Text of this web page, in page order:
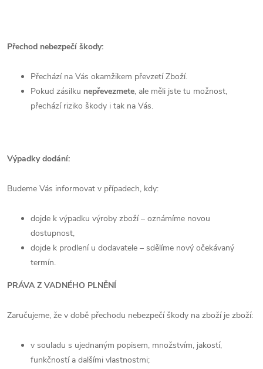
Přechod nebezpečí škody:
Přechází na Vás okamžikem převzetí Zboží.
Pokud zásilku nepřevezmete, ale měli jste tu možnost,
přechází riziko škody i tak na Vás.
Výpadky dodání:
Budeme Vás informovat v případech, kdy:
dojde k výpadku výroby zboží – oznámíme novou
dostupnost,
dojde k prodlení u dodavatele – sdělíme nový očekávaný
termín.
PRÁVA Z VADNÉHO PLNĚNÍ
Zaručujeme, že v době přechodu nebezpečí škody na zboží je zboží:
v souladu s ujednaným popisem, množstvím, jakostí,
funkčností a dalšími vlastnostmi;